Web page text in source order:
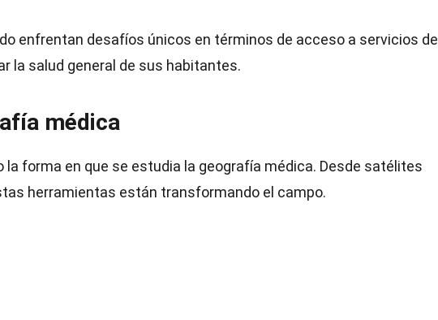
enfrentan desafíos únicos en términos de acceso a servicios de
la salud general de sus habitantes.
médica
la forma en que se estudia la geografía médica. Desde satélites
herramientas están transformando el campo.